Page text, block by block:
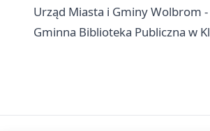
Urząd Miasta i Gminy Wolbrom
Gminna Biblioteka Publiczna w